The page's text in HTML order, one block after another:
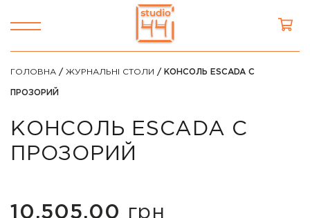
ГОЛОВНА / ЖУРНАЛЬНІ СТОЛИ / КОНСОЛЬ ESCADA C
ПРОЗОРИЙ
КОНСОЛЬ ESCADA C
ПРОЗОРИЙ
10,505.00 грн